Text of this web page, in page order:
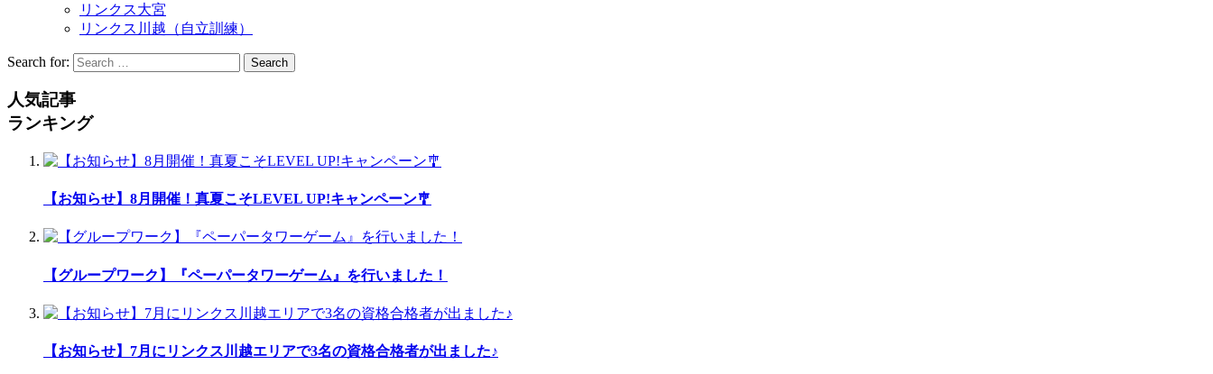
リンクス大宮
リンクス川越（自立訓練）
Search for: Search
人気記事
ランキング
【お知らせ】8月開催！真夏こそLEVEL UP!キャンペーン🎐
【グループワーク】『ペーパータワーゲーム』を行いました！
【お知らせ】7月にリンクス川越エリアで3名の資格合格者が出ました♪